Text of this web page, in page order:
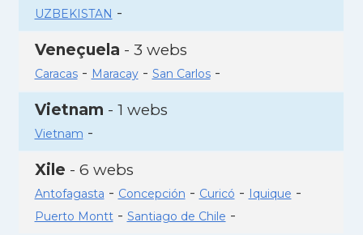
UZBEKISTAN -
Veneçuela - 3 webs
Caracas- Maracay- San Carlos-
Vietnam - 1 webs
Vietnam -
Xile - 6 webs
Antofagasta - Concepción - Curicó - Iquique -
Puerto Montt- Santiago de Chile -